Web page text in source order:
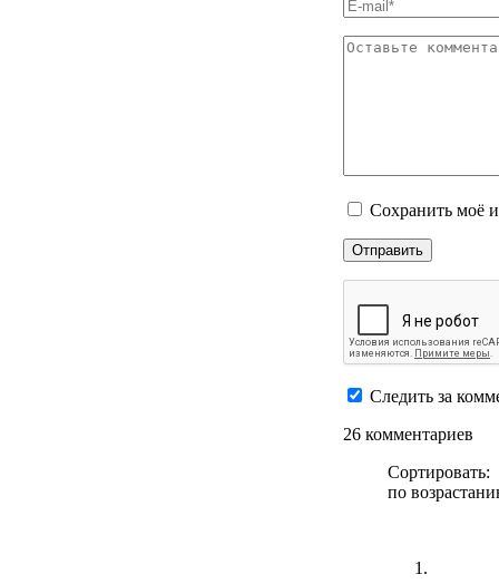
Сохранить моё
Следить за
26 комментариев
Сортировать:
по